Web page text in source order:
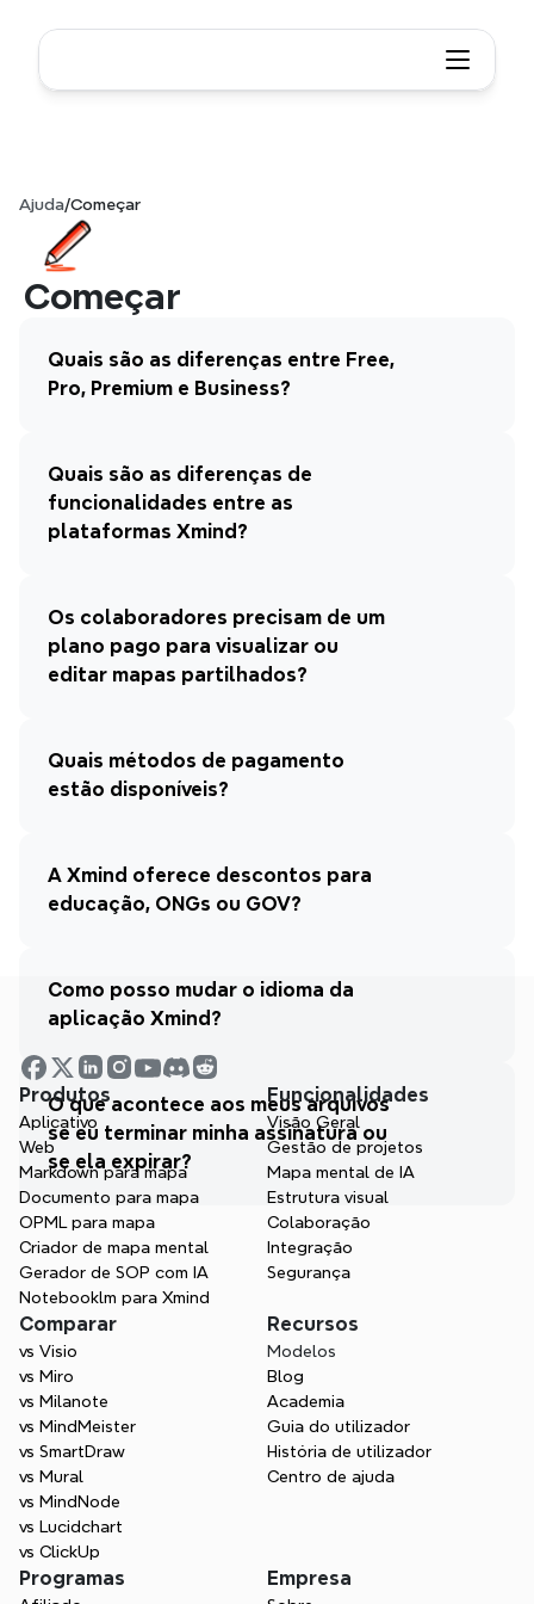
Ajuda/Começar
Começar
Quais são as diferenças entre Free,
Pro, Premium e Business?
Quais são as diferenças de
funcionalidades entre as
plataformas Xmind?
Os colaboradores precisam de um
plano pago para visualizar ou
editar mapas partilhados?
Quais métodos de pagamento
estão disponíveis?
A Xmind oferece descontos para
educação, ONGs ou GOV?
Como posso mudar o idioma da
aplicação Xmind?
O que acontece aos meus arquivos
se eu terminar minha assinatura ou
se ela expirar?
Produtos
Aplicativo
Web
Markdown para mapa
Documento para mapa
OPML para mapa
Criador de mapa mental
Gerador de SOP com IA
Notebooklm para Xmind
Funcionalidades
Visão Geral
Gestão de projetos
Mapa mental de IA
Estrutura visual
Colaboração
Integração
Segurança
Comparar
vs Visio
vs Miro
vs Milanote
vs MindMeister
vs SmartDraw
vs Mural
vs MindNode
vs Lucidchart
vs ClickUp
Recursos
Modelos
Blog
Academia
Guia do utilizador
História de utilizador
Centro de ajuda
Programas Empresa